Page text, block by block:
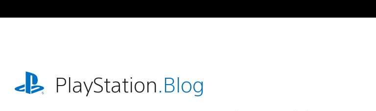
para
playstation.comPlayStation.Blog